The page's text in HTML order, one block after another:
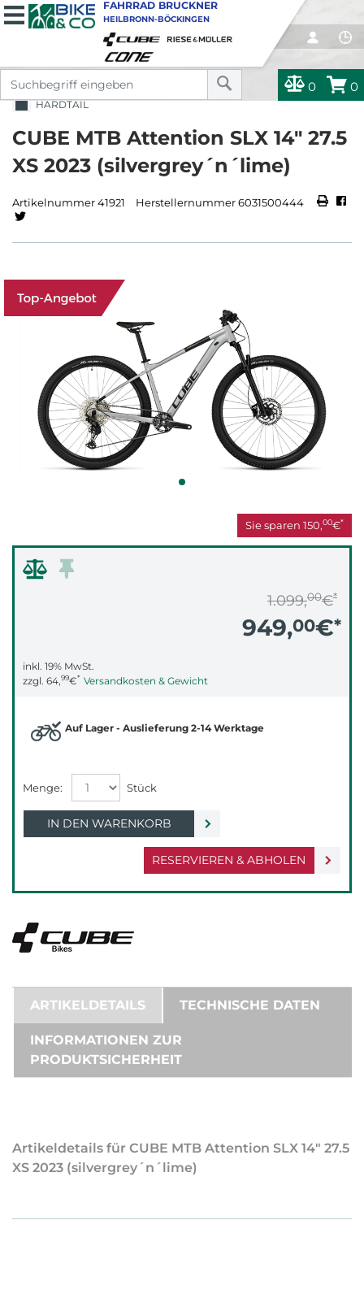
0 0
FAHRRAD BRUCKNER
HEILBRONN-BÖCKINGEN
HARDTAIL
CUBE MTB Attention SLX 14" 27.5
XS 2023 (silvergrey´n´lime)
Artikelnummer 41921 Herstellernummer 6031500444
Sie sparen 150,00€*
1.099,00€*
949,00€*
inkl. 19% MwSt.
zzgl. 64,99€* Versandkosten & Gewicht
RESERVIEREN & ABHOLEN
Auf Lager - Auslieferung 2-14 Werktage
IN DEN WARENKORB
ARTIKELDETAILS TECHNISCHE DATEN
INFORMATIONEN ZUR
PRODUKTSICHERHEIT
Artikeldetails für CUBE MTB Attention SLX 14" 27.5
XS 2023 (silvergrey´n´lime)